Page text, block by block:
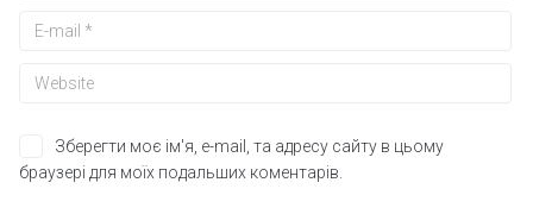
Зберегти моє ім'я, e-mail, та адресу сайту в цьому
браузері для моїх подальших коментарів.